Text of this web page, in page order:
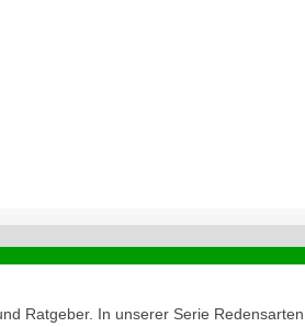
Ratgeber. In unserer Serie